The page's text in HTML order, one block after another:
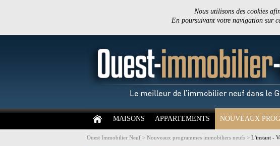
Nous utilisons des cookies
En poursuivant votre navigation sur
MAISONS APPARTEMENTS NOUVEAUX
Ouest Immobilier Neuf > Nouveaux programmes immobiliers neufs > L'instant -